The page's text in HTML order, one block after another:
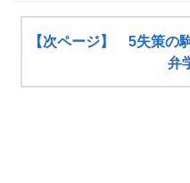
【次ページ】 5失策の
弁